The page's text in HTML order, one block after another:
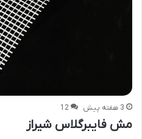
3 هفته پیش 12
مش فایبرگلاس شیراز